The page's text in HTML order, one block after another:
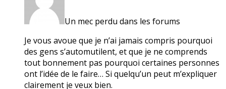
Un mec perdu dans les forums
Je vous avoue que je n’ai jamais compris pourquoi
des gens s’automutilent, et que je ne comprends
tout bonnement pas pourquoi certaines personnes
ont l’idée de le faire… Si quelqu’un peut m’expliquer
clairement je veux bien.